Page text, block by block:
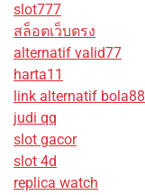
slot777
สล็อตเว็บตรง
alternatif valid77
harta11
link alternatif bola88
judi qq
slot gacor
slot 4d
replica watch